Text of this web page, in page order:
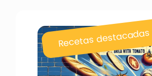
Recetas destacadas